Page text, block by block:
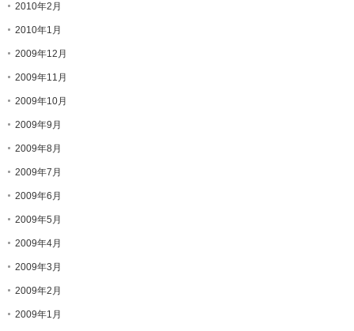
2010年2月
2010年1月
2009年12月
2009年11月
2009年10月
2009年9月
2009年8月
2009年7月
2009年6月
2009年5月
2009年4月
2009年3月
2009年2月
2009年1月